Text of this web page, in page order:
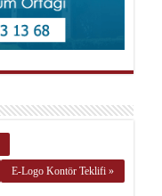
E-Logo Kontör Teklifi »